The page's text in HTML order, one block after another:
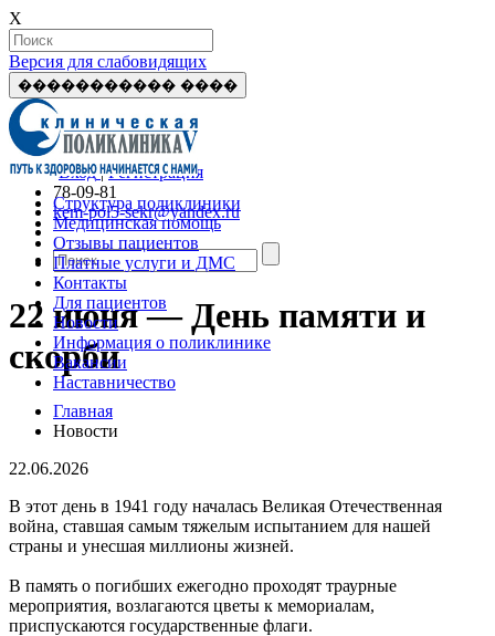
X
Версия для слабовидящих
����������� ����
Структура поликлиники
Медицинская помощь
Отзывы пациентов
Платные услуги и ДМС
Контакты
Для пациентов
Новости
Информация о поликлинике
Вакансии
Наставничество
Вход |Регистрация
78-09-81
kem-pol5-sekr@yandex.ru
22 июня — День памяти и
скорби
Главная
Новости
22.06.2026
В этот день в 1941 году началась Великая Отечественная
война, ставшая самым тяжелым испытанием для нашей
страны и унесшая миллионы жизней.
В память о погибших ежегодно проходят траурные
мероприятия, возлагаются цветы к мемориалам,
приспускаются государственные флаги.